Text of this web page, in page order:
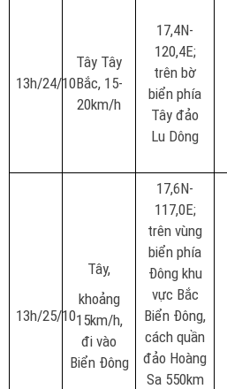
13h/24/10
Tây Tây
Bắc, 15-
20km/h
17,4N-
120,4E;
trên bờ
biển phía
Tây đảo
Lu Dông
13h/25/10
Tây,
khoảng
15km/h,
đi vào
Biển Đông
17,6N-
117,0E;
trên vùng
biển phía
Đông khu
vực Bắc
Biển Đông,
cách quần
đảo Hoàng
Sa 550km